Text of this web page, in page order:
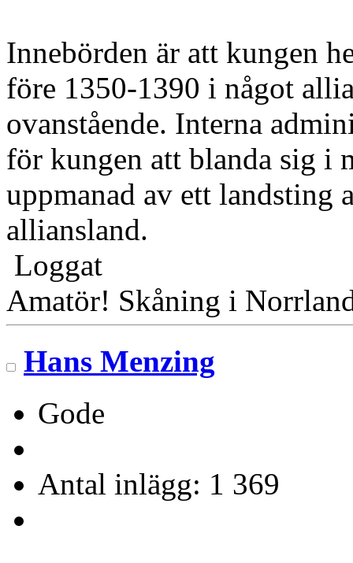
Innebörden är att kungen
före 1350-1390 i något
ovanstående. Interna
för kungen att blanda sig i
uppmanad av ett landsting
alliansland.
Loggat
Amatör! Skåning i
Hans Menzing
Gode
Antal inlägg: 1 369